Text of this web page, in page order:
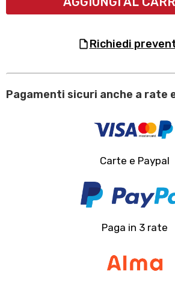
richiedi
Pagamenti sicuri anche a rate
Carte e Paypal
Paga in 3 rate